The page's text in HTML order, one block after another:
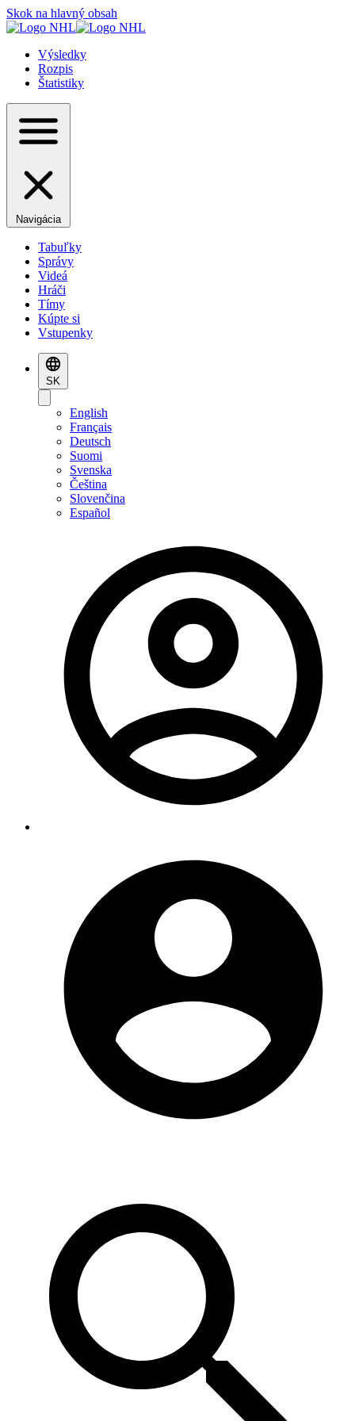
Skok na hlavný obsah
Výsledky
Rozpis
Štatistiky
Navigácia
Tabuľky
Správy
Videá
Hráči
Tímy
Kúpte si
Vstupenky
SK
English
Français
Deutsch
Suomi
Svenska
Čeština
Slovenčina
Español